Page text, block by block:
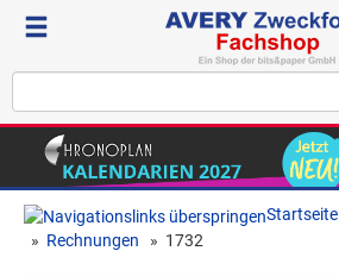
Startseite
» Rechnungen » 1732